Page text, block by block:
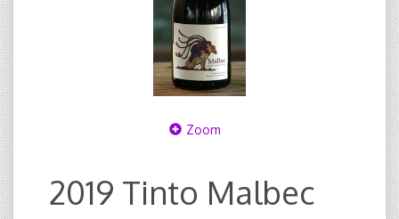
Zoom
2019 Tinto Malbec